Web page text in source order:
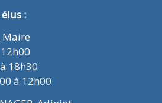
:
Maire
18h30
à 12h00